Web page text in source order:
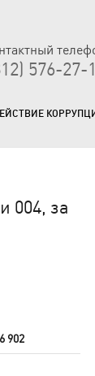
576-27-
004, за
6 902